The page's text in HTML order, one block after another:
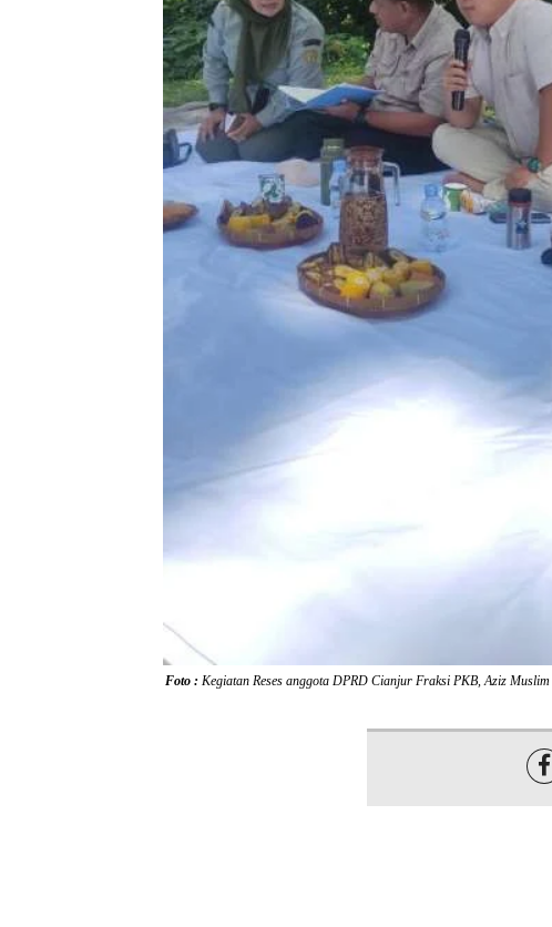
Foto : Kegiatan Reses anggota DPRD Cianjur Fraksi PKB, Aziz Muslim
